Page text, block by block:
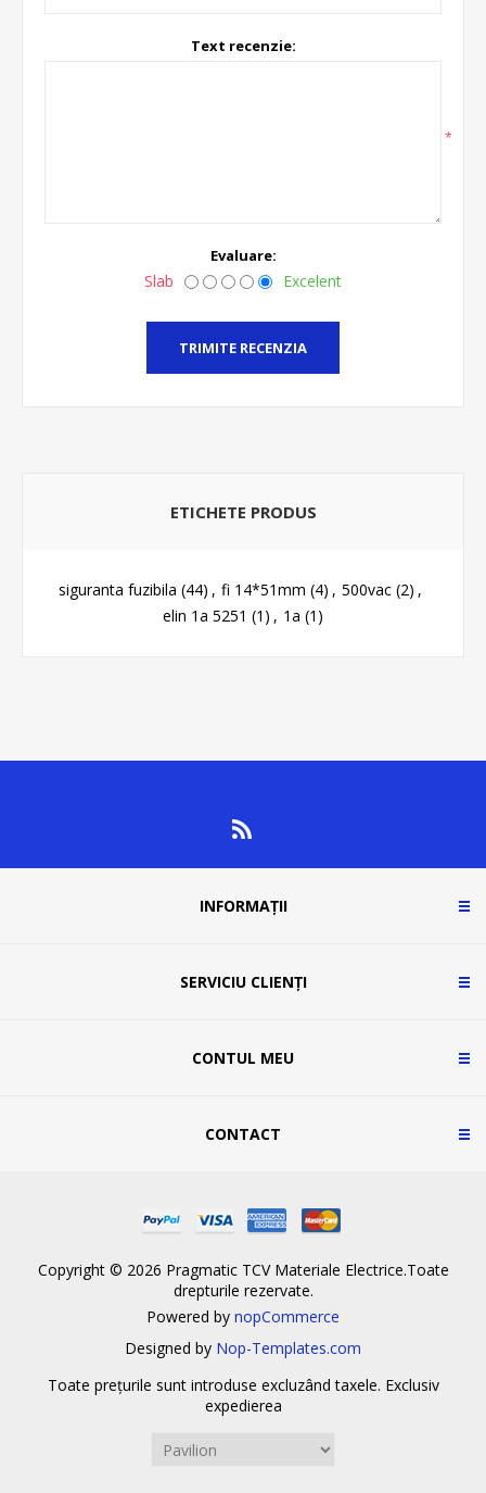
Text recenzie:
*
Evaluare:
Slab Excelent
TRIMITE RECENZIA
ETICHETE PRODUS
siguranta fuzibila (44) , fi 14*51mm (4) , 500vac (2) ,
elin 1a 5251 (1) , 1a (1)
INFORMAȚII
SERVICIU CLIENȚI
CONTUL MEU
CONTACT
Copyright © 2026 Pragmatic TCV Materiale Electrice.Toate
drepturile rezervate.
Powered by nopCommerce
Designed by Nop-Templates.com
Toate prețurile sunt introduse excluzând taxele. Exclusiv
expedierea